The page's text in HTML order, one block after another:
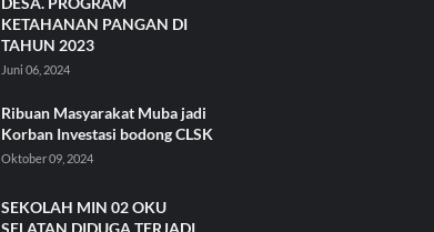
KETAHANAN PANGAN DI
TAHUN 2023
Juni 06, 2024
Ribuan Masyarakat Muba jadi
Korban Investasi bodong CLSK
Oktober 09, 2024
SEKOLAH MIN 02 OKU
SELATAN DIDUGA TERJADI